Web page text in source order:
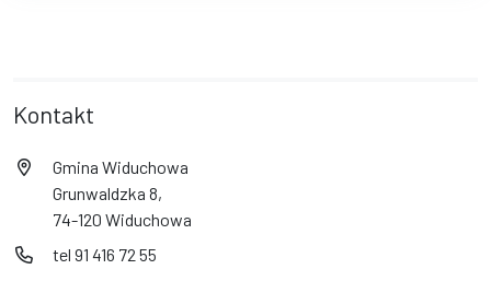
Kontakt
Gmina Widuchowa
Grunwaldzka 8,
74-120 Widuchowa
tel 91 416 72 55